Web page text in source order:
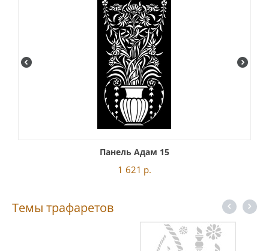
Панель Адам 15
1 621 р.
Темы трафаретов